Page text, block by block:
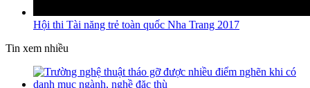
Hội thi Tài năng trẻ toàn quốc Nha Trang 2017
Tin xem nhiều